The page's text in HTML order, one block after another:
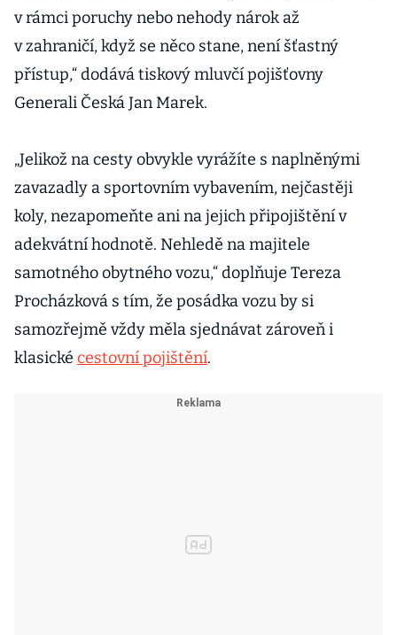
v rámci poruchy nebo nehody nárok až
v zahraničí, když se něco stane, není šťastný
přístup,“ dodává tiskový mluvčí pojišťovny
Generali Česká Jan Marek.
„Jelikož na cesty obvykle vyrážíte s naplněnými
zavazadly a sportovním vybavením, nejčastěji
koly, nezapomeňte ani na jejich připojištění v
adekvátní hodnotě. Nehledě na majitele
samotného obytného vozu,“ doplňuje Tereza
Procházková s tím, že posádka vozu by si
samozřejmě vždy měla sjednávat zároveň i
klasické cestovní pojištění.